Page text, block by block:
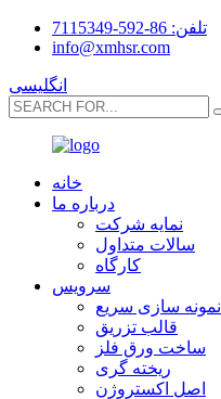
تلفن: 86-592-7115349
info@xmhsr.com
انگلیسی
خانه
درباره ما
نمایه شرکت
سالات متداول
کارگاه
سرویس
نمونه سازی سریع
قالب تزریق
ساخت ورق فلز
ریخته گری
اصل اکستروژن